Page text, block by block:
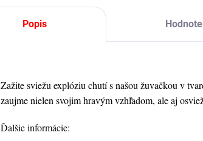
Popis
Zažite sviežu explóziu chutí s našou žuvačkou v
zaujme nielen svojim hravým vzhľadom, ale aj
Ďalšie informácie: